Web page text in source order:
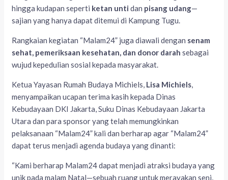
hingga kudapan seperti ketan unti dan pisang udang—
sajian yang hanya dapat ditemui di Kampung Tugu.
Rangkaian kegiatan “Malam24” juga diawali dengan senam
sehat, pemeriksaan kesehatan, dan donor darah sebagai
wujud kepedulian sosial kepada masyarakat.
Ketua Yayasan Rumah Budaya Michiels, Lisa Michiels,
menyampaikan ucapan terima kasih kepada Dinas
Kebudayaan DKI Jakarta, Suku Dinas Kebudayaan Jakarta
Utara dan para sponsor yang telah memungkinkan
pelaksanaan “Malam24” kali dan berharap agar “Malam24”
dapat terus menjadi agenda budaya yang dinanti:
“Kami berharap Malam24 dapat menjadi atraksi budaya yang
unik pada malam Natal—sebuah ruang untuk merayakan seni,